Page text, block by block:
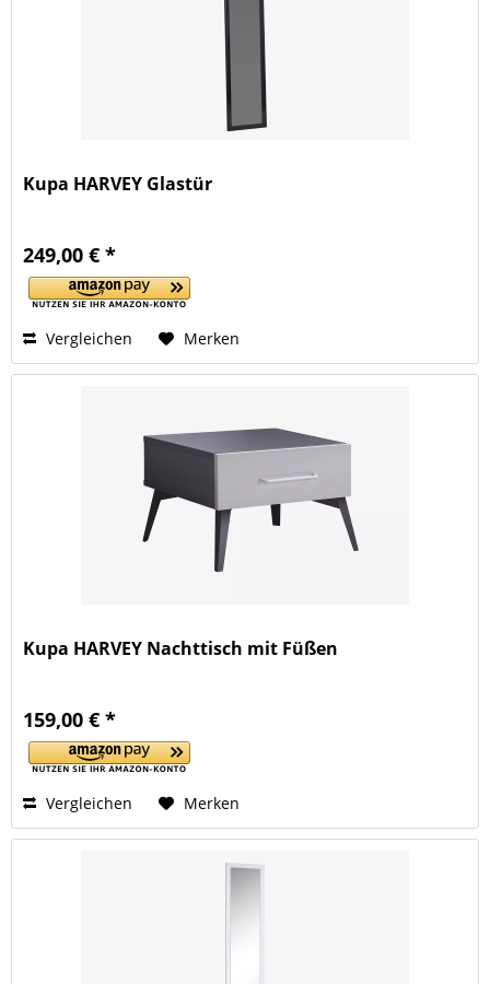
Kupa HARVEY Glastür
249,00 € *
Vergleichen Merken
Kupa HARVEY Nachttisch mit Füßen
159,00 € *
Vergleichen Merken